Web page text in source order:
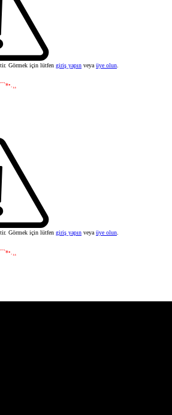
Görmek için lütfen giriş yapın veya üye olun
Görmek için lütfen giriş yapın veya üye olun